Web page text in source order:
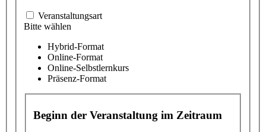
Veranstaltungsart
Bitte wählen
Hybrid-Format
Online-Format
Online-Selbstlernkurs
Präsenz-Format
Beginn der Veranstaltung im Zeitraum